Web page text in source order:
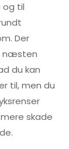
til
Der
næsten
du kan
til, men du
skade